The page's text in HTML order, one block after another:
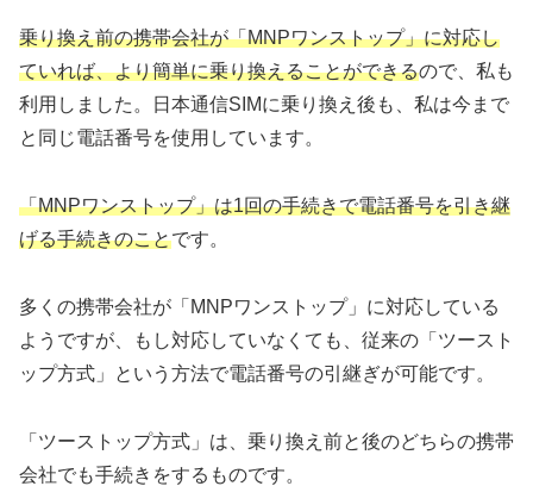
乗り換え前の携帯会社が「MNPワンストップ」に対応し
ていれば、より簡単に乗り換えることができるので、私も
利用しました。日本通信SIMに乗り換え後も、私は今まで
と同じ電話番号を使用しています。
「MNPワンストップ」は1回の手続きで電話番号を引き継
げる手続きのことです。
多くの携帯会社が「MNPワンストップ」に対応している
ようですが、もし対応していなくても、従来の「ツースト
ップ方式」という方法で電話番号の引継ぎが可能です。
「ツーストップ方式」は、乗り換え前と後のどちらの携帯
会社でも手続きをするものです。